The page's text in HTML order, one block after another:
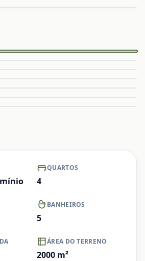
QUARTOS
4
BANHEIROS
5
ÁREA DO TERRENO
2000 m²